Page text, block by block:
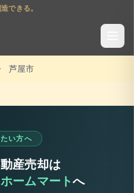
できる。
芦屋市
い方へ
産売却は
ームマートへ